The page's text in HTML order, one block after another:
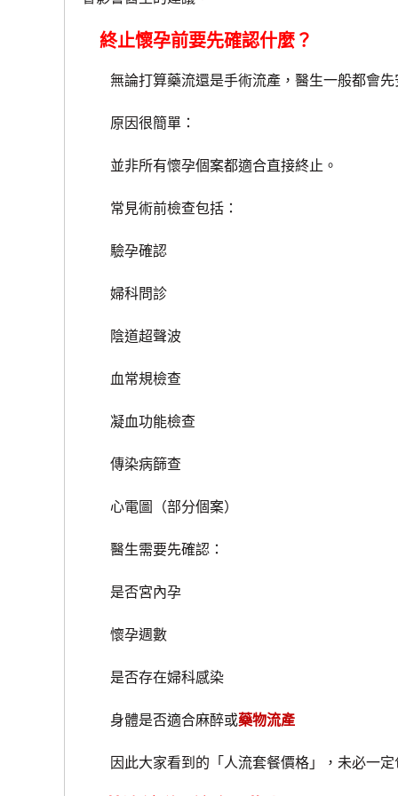
終止懷孕前要先確認什麼？
無論打算藥流還是手術流產，醫生一般都會先
原因很簡單：
並非所有懷孕個案都適合直接終止。
常見術前檢查包括：
驗孕確認
婦科問診
陰道超聲波
血常規檢查
凝血功能檢查
傳染病篩查
心電圖（部分個案）
醫生需要先確認：
是否宮內孕
懷孕週數
是否存在婦科感染
身體是否適合麻醉或藥物流產
因此大家看到的「人流套餐價格」，未必一定